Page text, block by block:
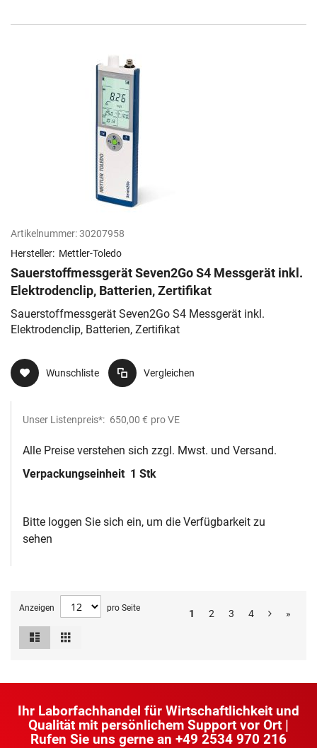
Artikelnummer:30207958
Hersteller: Mettler-Toledo
Sauerstoffmessgerät Seven2Go S4 Messgerät inkl.
Elektrodenclip, Batterien, Zertifikat
Sauerstoffmessgerät Seven2Go S4 Messgerät inkl.
Elektrodenclip, Batterien, Zertifikat
Wunschliste Vergleichen
Unser Listenpreis*: 650,00 € pro VE
Alle Preise verstehen sich zzgl. Mwst. und Versand.
Verpackungseinheit 1 Stk
Bitte loggen Sie sich ein, um die Verfügbarkeit zu
sehen
Anzeigen pro Seite 1 2 3 4 »
Ansicht
Ihr Laborfachhandel für Wirtschaftlichkeit und
Qualität mit persönlichem Support vor Ort |
Rufen Sie uns gerne an +49 2534 970 216